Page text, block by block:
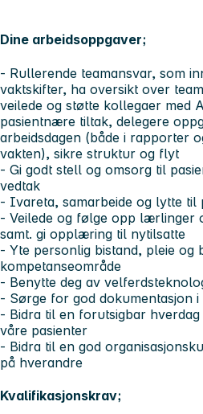
Dine arbeidsoppgaver;
- Rullerende teamansvar, som
vaktskifter, ha oversikt over
veilede og støtte kollegaer med
pasientnære tiltak, delegere
arbeidsdagen (både i rapporter
vakten), sikre struktur og flyt
- Gi godt stell og omsorg til
vedtak
- Ivareta, samarbeide og lytte til
- Veilede og følge opp lærlinger
samt. gi opplæring til nytilsatte
- Yte personlig bistand, pleie og
kompetanseområde
- Benytte deg av
- Sørge for god dokumentasjon
- Bidra til en forutsigbar
våre pasienter
- Bidra til en god
på hverandre
Kvalifikasjonskrav;